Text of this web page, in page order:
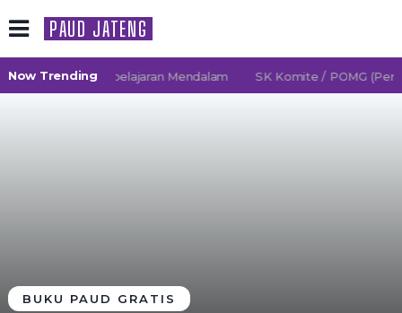
PAUD JATENG
Now Trending
2027 TK Pembelajaran Mendalam SK Komite / POMG
BUKU PAUD GRATIS